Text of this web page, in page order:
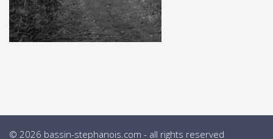
© 2026 bassin-stephanois.com - all rights reserved